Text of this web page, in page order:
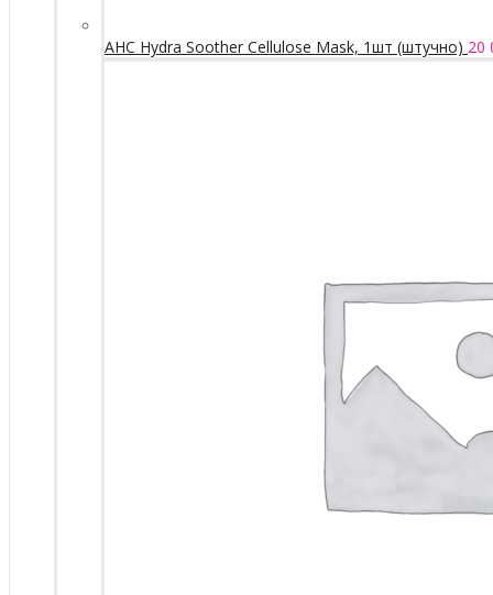
AHC Hydra Soother Cellulose Mask, 1шт (штучно) 20